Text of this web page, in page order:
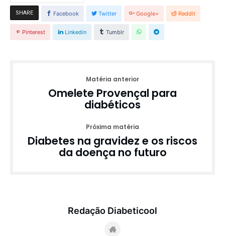
SHARE Facebook Twitter Google+ Reddit
Pinterest Linkedin Tumblr
Matéria anterior
Omelete Provençal para
diabéticos
Próxima matéria
Diabetes na gravidez e os riscos
da doença no futuro
Redação Diabeticool